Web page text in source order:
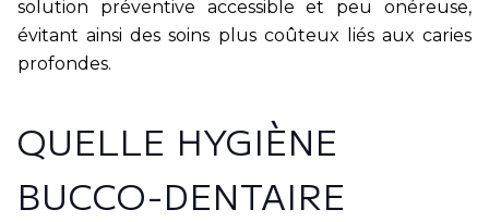
solution préventive accessible et peu onéreuse,
évitant ainsi des soins plus coûteux liés aux caries
profondes.
QUELLE HYGIÈNE
BUCCO-DENTAIRE